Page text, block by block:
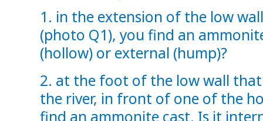
1. in the extension of the low
(photo Q1), you find an
(hollow) or external (hump)?
2. at the foot of the low wall
the river, in front of one of the
find an ammonite cast. Is it